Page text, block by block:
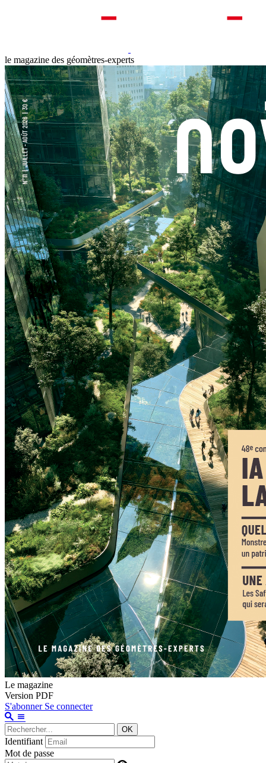
le magazine des géomètres-experts
Le magazine
Version PDF
S'abonner Se connecter
OK
Identifiant
Mot de passe